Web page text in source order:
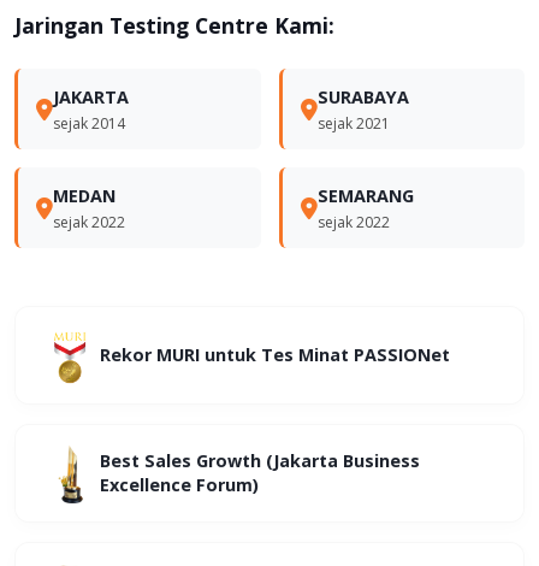
Jaringan Testing Centre Kami:
JAKARTA
sejak 2014
SURABAYA
sejak 2021
MEDAN
sejak 2022
SEMARANG
sejak 2022
Rekor MURI untuk Tes Minat PASSIONet
Best Sales Growth (Jakarta Business
Excellence Forum)